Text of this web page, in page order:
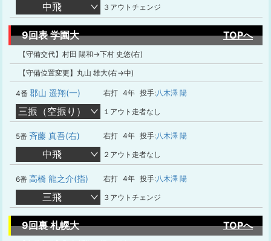
中飛 ３アウトチェンジ
9回表 学園大 TOPへ
【守備交代】村田 陽和→下村 史悠(右)
【守備位置変更】丸山 雄大(右→中)
4番 郡山 遥翔(一) 右打 4年 投手:八木澤 陽
三振（空振り） １アウト走者なし
5番 斉藤 真吾(右) 右打 4年 投手:八木澤 陽
中飛 ２アウト走者なし
6番 高橋 龍之介(指) 右打 4年 投手:八木澤 陽
三飛 ３アウトチェンジ
9回裏 札幌大 TOPへ